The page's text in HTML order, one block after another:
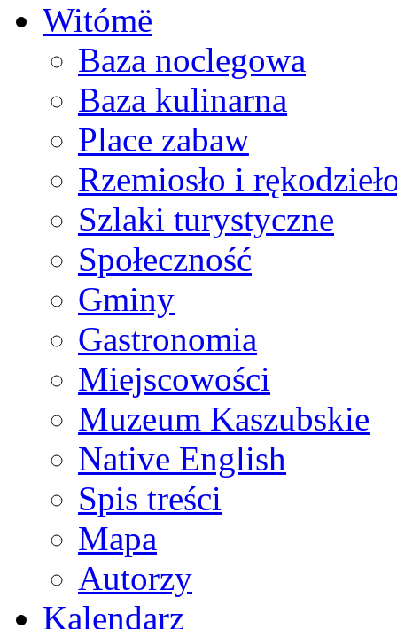
Witómë
Baza noclegowa
Baza kulinarna
Place zabaw
Rzemiosło i
Szlaki turystyczne
Społeczność
Gminy
Gastronomia
Miejscowości
Muzeum Kaszubskie
Native English
Spis treści
Mapa
Autorzy
Kalendarz